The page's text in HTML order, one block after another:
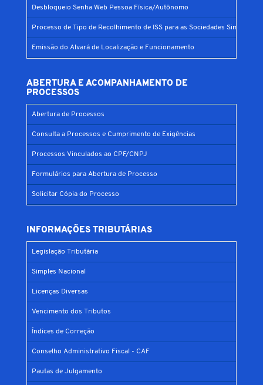
Desbloqueio Senha Web Pessoa Física/Autônomo
Processo de Tipo de Recolhimento de ISS para as Sociedades Simples
Emissão do Alvará de Localização e Funcionamento
ABERTURA E ACOMPANHAMENTO DE
PROCESSOS
Abertura de Processos
Consulta a Processos e Cumprimento de Exigências
Processos Vinculados ao CPF/CNPJ
Formulários para Abertura de Processo
Solicitar Cópia do Processo
INFORMAÇÕES TRIBUTÁRIAS
Legislação Tributária
Simples Nacional
Licenças Diversas
Vencimento dos Tributos
Índices de Correção
Conselho Administrativo Fiscal - CAF
Pautas de Julgamento